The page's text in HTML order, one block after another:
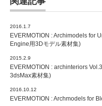
2016.1.7
EVERMOTION : Archimodels for
Engine用3Dモデル素材集)
2015.2.9
EVERMOTION : archinteriors
3dsMax素材集)
2016.10.12
EVERMOTION : Archmodels for